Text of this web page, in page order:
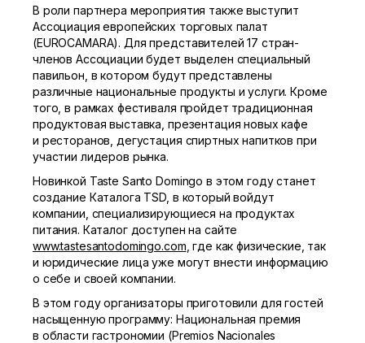
В роли партнера мероприятия также выступит
Ассоциация европейских торговых палат
(EUROCAMARA). Для представителей 17 стран-
членов Ассоциации будет выделен специальный
павильон, в котором будут представлены
различные национальные продукты и услуги. Кроме
того, в рамках фестиваля пройдет традиционная
продуктовая выставка, презентация новых кафе
и ресторанов, дегустация спиртных напитков при
участии лидеров рынка.
Новинкой Taste Santo Domingo в этом году станет
создание Каталога TSD, в который войдут
компании, специализирующиеся на продуктах
питания. Каталог доступен на сайте
www.tastesantodomingo.com , где как физические, так
и юридические лица уже могут внести информацию
о себе и своей компании.
В этом году организаторы приготовили для гостей
насыщенную программу: Национальная премия
в области гастрономии (Premios Nacionales